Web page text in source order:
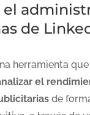
el
de
herramienta que
el
de